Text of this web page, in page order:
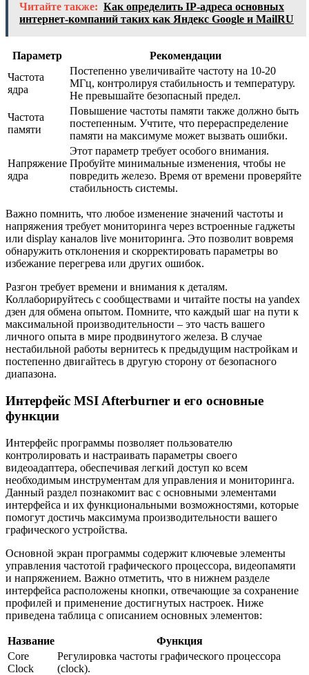
Читайте также: Как определить IP-адреса основных
интернет-компаний таких как Яндекс Google и MailRU
Параметр
Рекомендации
Частота
ядра
Постепенно увеличивайте частоту на 10-20
МГц, контролируя стабильность и температуру.
Не превышайте безопасный предел.
Частота
памяти
Повышение частоты памяти также должно быть
постепенным. Учтите, что перераспределение
памяти на максимуме может вызвать ошибки.
Напряжение
ядра
Этот параметр требует особого внимания.
Пробуйте минимальные изменения, чтобы не
повредить железо. Время от времени проверяйте
стабильность системы.
Важно помнить, что любое изменение значений частоты и
напряжения требует мониторинга через встроенные гаджеты
или display каналов live мониторинга. Это позволит вовремя
обнаружить отклонения и скорректировать параметры во
избежание перегрева или других ошибок.
Разгон требует времени и внимания к деталям.
Коллаборируйтесь с сообществами и читайте посты на yandex
дзен для обмена опытом. Помните, что каждый шаг на пути к
максимальной производительности – это часть вашего
личного опыта в мире продвинутого железа. В случае
нестабильной работы вернитесь к предыдущим настройкам и
постепенно двигайтесь в другую сторону от безопасного
диапазона.
Интерфейс MSI Afterburner и его основные
функции
Интерфейс программы позволяет пользователю
контролировать и настраивать параметры своего
видеоадаптера, обеспечивая легкий доступ ко всем
необходимым инструментам для управления и мониторинга.
Данный раздел познакомит вас с основными элементами
интерфейса и их функциональными возможностями, которые
помогут достичь максимума производительности вашего
графического устройства.
Основной экран программы содержит ключевые элементы
управления частотой графического процессора, видеопамяти
и напряжением. Важно отметить, что в нижнем разделе
интерфейса расположены кнопки, отвечающие за сохранение
профилей и применение достигнутых настроек. Ниже
приведена таблица с описанием основных элементов:
Название
Функция
Core
Clock
Регулировка частоты графического процессора
(clock).